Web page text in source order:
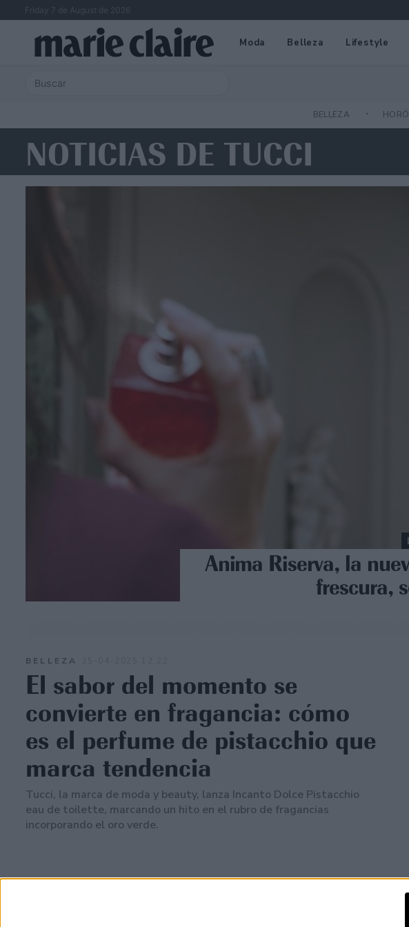
Friday 7 de August de 2026
Moda Belleza Lifestyle
BELLEZA
NOTICIAS DE TUCCI
Anima Riserva, la
frescura,
BELLEZA
El sabor del momento se
convierte en fragancia: cómo
es el perfume de pistacchio que
marca tendencia
Tucci, la marca de moda y beauty, lanza Incanto Dolce Pistacchio
eau de toilette, marcando un hito en el rubro de fragancias
incorporando el oro verde.